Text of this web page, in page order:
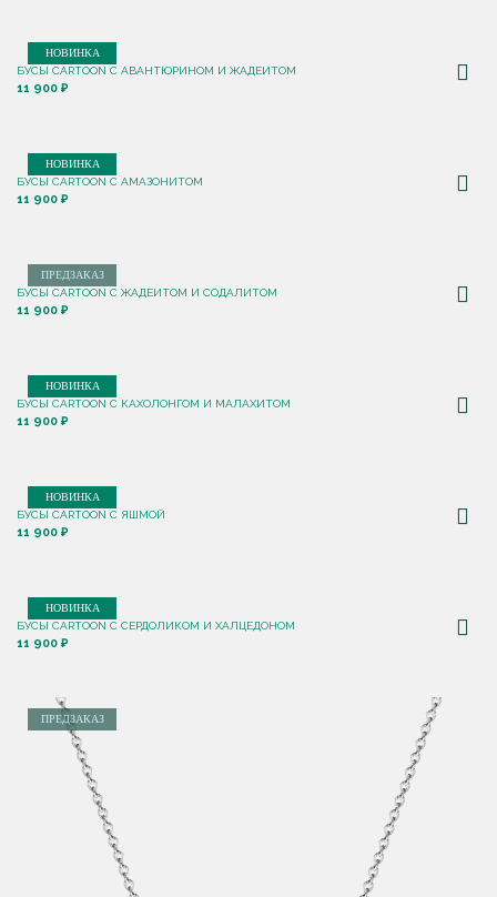
НОВИНКА
БУСЫ CARTOON С АВАНТЮРИНОМ И ЖАДЕИТОМ
11 900 ₽
НОВИНКА
БУСЫ CARTOON С АМАЗОНИТОМ
11 900 ₽
ПРЕДЗАКАЗ
БУСЫ CARTOON С ЖАДЕИТОМ И СОДАЛИТОМ
11 900 ₽
НОВИНКА
БУСЫ CARTOON С КАХОЛОНГОМ И МАЛАХИТОМ
11 900 ₽
НОВИНКА
БУСЫ CARTOON С ЯШМОЙ
11 900 ₽
НОВИНКА
БУСЫ CARTOON С СЕРДОЛИКОМ И ХАЛЦЕДОНОМ
11 900 ₽
ПРЕДЗАКАЗ